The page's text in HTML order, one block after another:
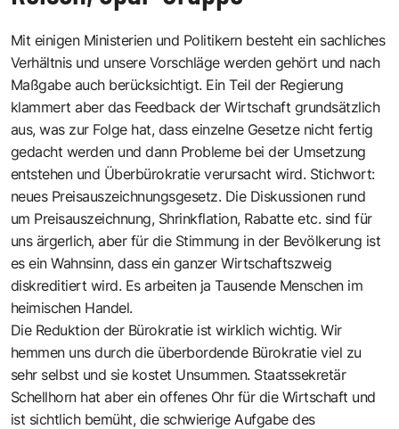
Mit einigen Ministerien und Politikern besteht ein sachliches
Verhältnis und unsere Vorschläge werden gehört und nach
Maßgabe auch berücksichtigt. Ein Teil der Regierung
klammert aber das Feedback der Wirtschaft grundsätzlich
aus, was zur Folge hat, dass einzelne Gesetze nicht fertig
gedacht werden und dann Probleme bei der Umsetzung
entstehen und Überbürokratie verursacht wird. Stichwort:
neues Preisauszeichnungsgesetz. Die Diskussionen rund
um Preisauszeichnung, Shrinkflation, Rabatte etc. sind für
uns ärgerlich, aber für die Stimmung in der Bevölkerung ist
es ein Wahnsinn, dass ein ganzer Wirtschaftszweig
diskreditiert wird. Es arbeiten ja Tausende Menschen im
heimischen Handel.
Die Reduktion der Bürokratie ist wirklich wichtig. Wir
hemmen uns durch die überbordende Bürokratie viel zu
sehr selbst und sie kostet Unsummen. Staatssekretär
Schellhorn hat aber ein offenes Ohr für die Wirtschaft und
ist sichtlich bemüht, die schwierige Aufgabe des